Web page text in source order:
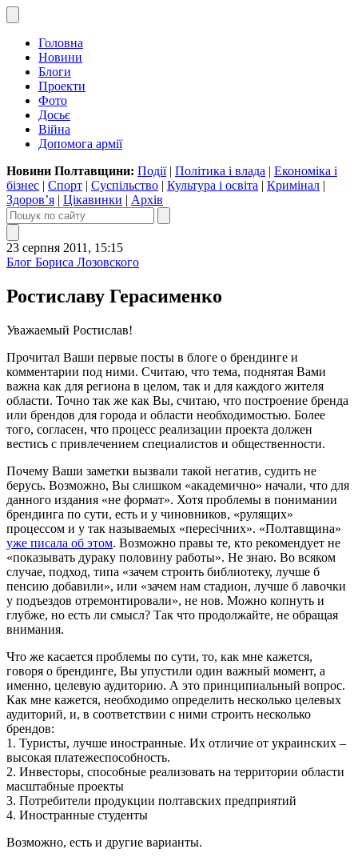
Головна
Новини
Блоги
Проекти
Фото
Досьє
Війна
Допомога армії
Новини Полтавщини: Події| Політика і влада | Економіка і
бізнес | Спорт | Суспільство | Культура і освіта | Кримінал |
Здоров’я | Цікавинки | Архів
23 серпня 2011, 15:15
Блог Бориса Лозовского
Ростиславу Герасименко
Уважаемый Ростислав!
Прочитал Ваши первые посты в блоге о брендинге и
комментарии под ними. Считаю, что тема, поднятая Вами
важна как для региона в целом, так и для каждого жителя
области. Точно так же как Вы, считаю, что построение бренда
или брендов для города и области необходимостью. Более
того, согласен, что процесс реализации проекта должен
вестись с привлечением специалистов и общественности.
Почему Ваши заметки вызвали такой негатив, судить не
берусь. Возможно, Вы слишком «академично» начали, что для
данного издания «не формат». Хотя проблемы в понимании
брендинга по сути, есть и у чиновников, «рулящих»
процессом и у так называемых «пересічних». «Полтавщина»
уже писала об этом. Возможно правы те, кто рекомендует не
«показывать дураку половину работы». Не знаю. Во всяком
случае, подход, типа «зачем строить библиотеку, лучше б
пенсию добавили», или «зачем нам стадион, лучше б лавочки
у подъездов отремонтировали», не нов. Можно копнуть и
глубже, но есть ли смысл? Так что продолжайте, не обращая
внимания.
Что же касается проблемы по сути, то, как мне кажется,
говоря о брендинге, Вы упустили один важный момент, а
именно, целевую аудиторию. А это принципиальный вопрос.
Как мне кажется, необходимо определить несколько целевых
аудиторий, и, в соответствии с ними строить несколько
брендов:
1. Туристы, лучше иностранные. Их отличие от украинских –
высокая платежеспособность.
2. Инвесторы, способные реализовать на территории области
масштабные проекты
3. Потребители продукции полтавских предприятий
4. Иностранные студенты
Возможно, есть и другие варианты.